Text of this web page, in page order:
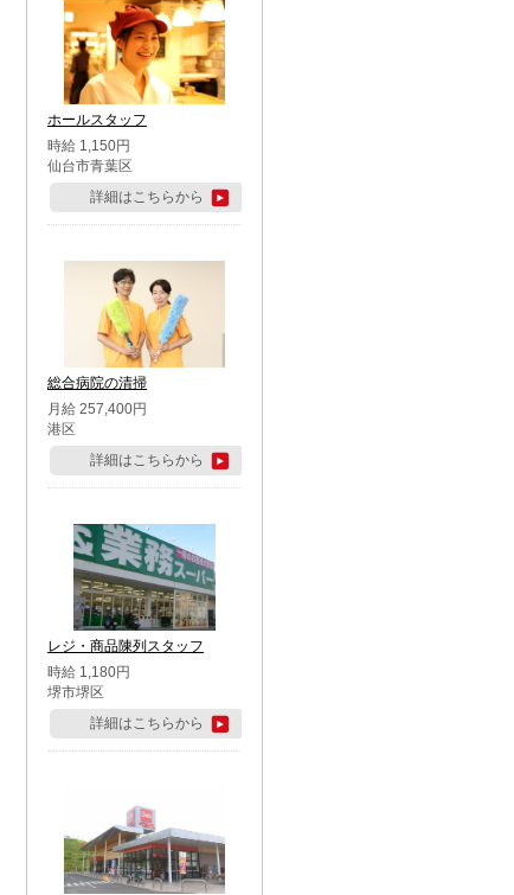
ホールスタッフ
時給 1,150円
仙台市青葉区
詳細はこちらから
総合病院の清掃
月給 257,400円
港区
詳細はこちらから
レジ・商品陳列スタッフ
時給 1,180円
堺市堺区
詳細はこちらから